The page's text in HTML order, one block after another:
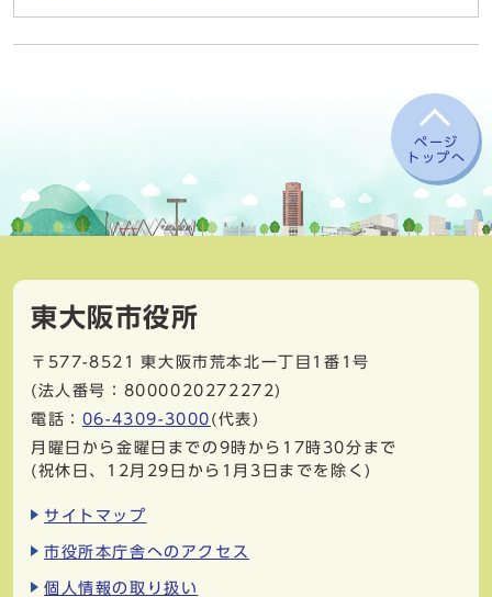
ページ
トップへ
東大阪市役所
〒577-8521
東大阪市荒本北一丁目1番1号
(法人番号：8000020272272)
電話： 06-4309-3000 (代表)
月曜日から金曜日までの9時から17時30分まで
(祝休日、12月29日から1月3日までを除く)
サイトマップ
市役所本庁舎へのアクセス
個人情報の取り扱い